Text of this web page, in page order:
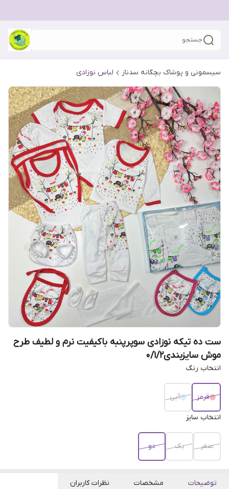
جستجو
سیسمونی و پوشاک بچگانه سدناز لباس نوزادی
ست ده تیکه نوزادی سوپرپنبه باکیفیت نرم و لطیف طرح
موش سایزبندی0/1/2
انتخاب رنگ
قرمز آبی
انتخاب سایز
صفر یک دو
توضیحات مشخصات نظرات کاربران